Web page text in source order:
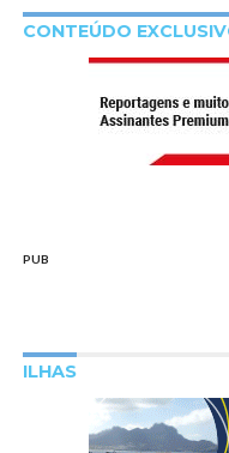
CONTEÚDO
PUB
ILHAS